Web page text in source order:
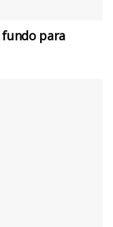
fundo para